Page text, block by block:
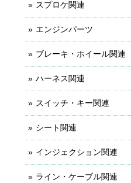
スプロケ関連
エンジンパーツ
ブレーキ・ホイール関連
ハーネス関連
スイッチ・キー関連
シート関連
インジェクション関連
ライン・ケーブル関連